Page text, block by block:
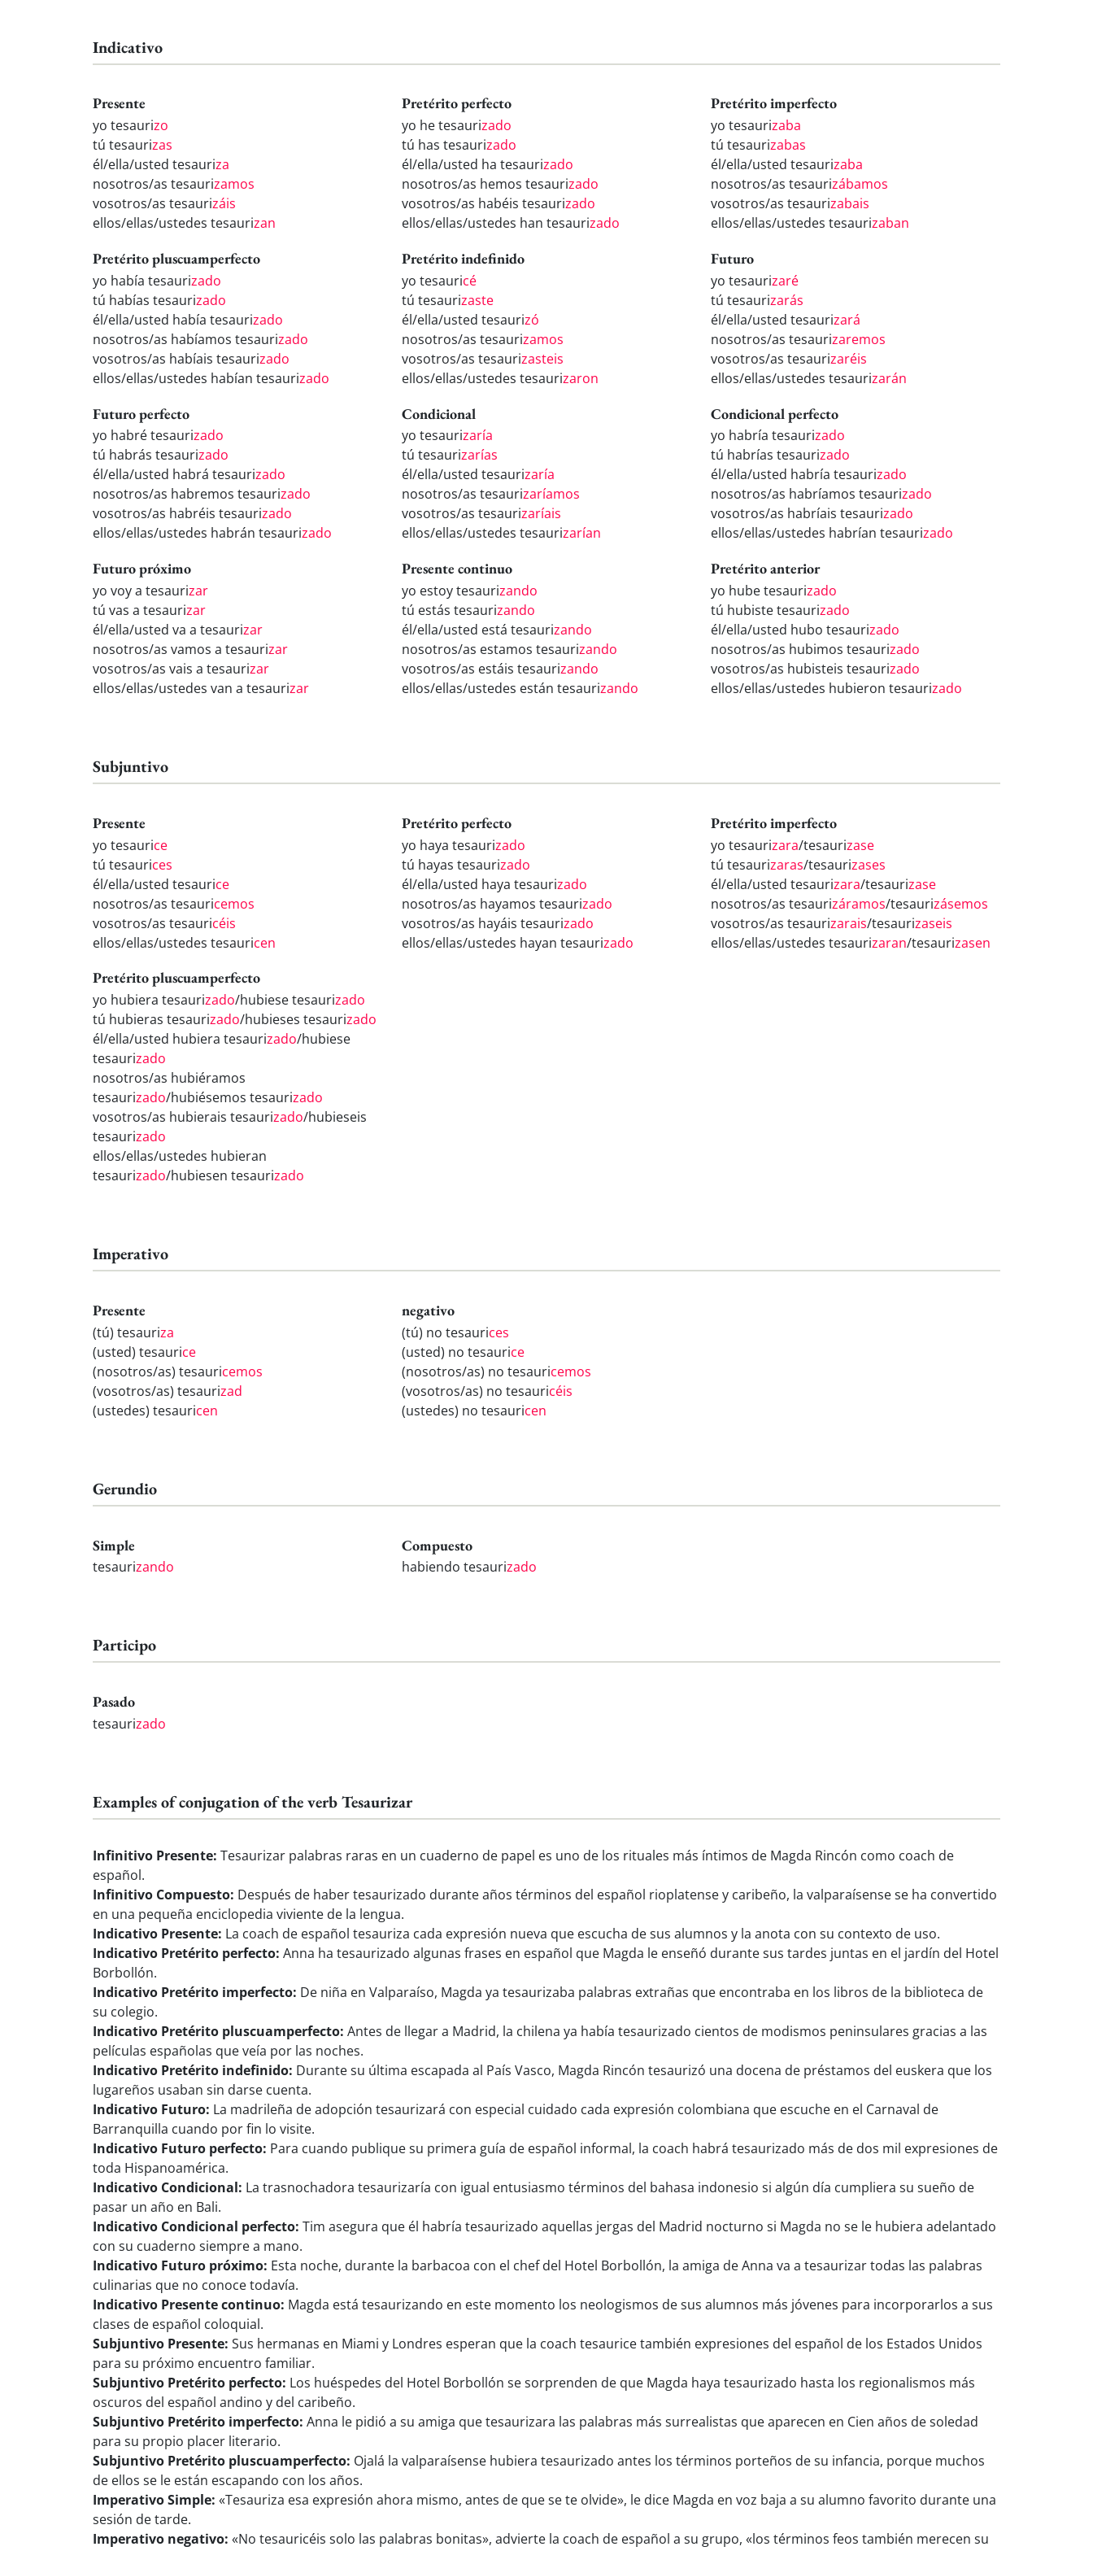
Indicativo
Presente
yo tesaurizo
tú tesaurizas
él/ella/usted tesauriza
nosotros/as tesaurizamos
vosotros/as tesaurizáis
ellos/ellas/ustedes tesaurizan
Pretérito perfecto
yo he tesaurizado
tú has tesaurizado
él/ella/usted ha tesaurizado
nosotros/as hemos tesaurizado
vosotros/as habéis tesaurizado
ellos/ellas/ustedes han tesaurizado
Pretérito imperfecto
yo tesaurizaba
tú tesaurizabas
él/ella/usted tesaurizaba
nosotros/as tesaurizábamos
vosotros/as tesaurizabais
ellos/ellas/ustedes tesaurizaban
Pretérito pluscuamperfecto
yo había tesaurizado
tú habías tesaurizado
él/ella/usted había tesaurizado
nosotros/as habíamos tesaurizado
vosotros/as habíais tesaurizado
ellos/ellas/ustedes habían tesaurizado
Pretérito indefinido
yo tesauricé
tú tesaurizaste
él/ella/usted tesaurizó
nosotros/as tesaurizamos
vosotros/as tesaurizasteis
ellos/ellas/ustedes tesaurizaron
Futuro
yo tesaurizaré
tú tesaurizarás
él/ella/usted tesaurizará
nosotros/as tesaurizaremos
vosotros/as tesaurizaréis
ellos/ellas/ustedes tesaurizarán
Futuro perfecto
yo habré tesaurizado
tú habrás tesaurizado
él/ella/usted habrá tesaurizado
nosotros/as habremos tesaurizado
vosotros/as habréis tesaurizado
ellos/ellas/ustedes habrán tesaurizado
Condicional
yo tesaurizaría
tú tesaurizarías
él/ella/usted tesaurizaría
nosotros/as tesaurizaríamos
vosotros/as tesaurizaríais
ellos/ellas/ustedes tesaurizarían
Condicional perfecto
yo habría tesaurizado
tú habrías tesaurizado
él/ella/usted habría tesaurizado
nosotros/as habríamos tesaurizado
vosotros/as habríais tesaurizado
ellos/ellas/ustedes habrían tesaurizado
Futuro próximo
yo voy a tesaurizar
tú vas a tesaurizar
él/ella/usted va a tesaurizar
nosotros/as vamos a tesaurizar
vosotros/as vais a tesaurizar
ellos/ellas/ustedes van a tesaurizar
Presente continuo
yo estoy tesaurizando
tú estás tesaurizando
él/ella/usted está tesaurizando
nosotros/as estamos tesaurizando
vosotros/as estáis tesaurizando
ellos/ellas/ustedes están tesaurizando
Pretérito anterior
yo hube tesaurizado
tú hubiste tesaurizado
él/ella/usted hubo tesaurizado
nosotros/as hubimos tesaurizado
vosotros/as hubisteis tesaurizado
ellos/ellas/ustedes hubieron tesaurizado
Subjuntivo
Presente
yo tesaurice
tú tesaurices
él/ella/usted tesaurice
nosotros/as tesauricemos
vosotros/as tesauricéis
ellos/ellas/ustedes tesauricen
Pretérito perfecto
yo haya tesaurizado
tú hayas tesaurizado
él/ella/usted haya tesaurizado
nosotros/as hayamos tesaurizado
vosotros/as hayáis tesaurizado
ellos/ellas/ustedes hayan tesaurizado
Pretérito imperfecto
yo tesaurizara/tesaurizase
tú tesaurizaras/tesaurizases
él/ella/usted tesaurizara/tesaurizase
nosotros/as tesaurizáramos/tesaurizásemos
vosotros/as tesaurizarais/tesaurizaseis
ellos/ellas/ustedes tesaurizaran/tesaurizasen
Pretérito pluscuamperfecto
yo hubiera tesaurizado/hubiese tesaurizado
tú hubieras tesaurizado/hubieses tesaurizado
él/ella/usted hubiera tesaurizado/hubiese
tesaurizado
nosotros/as hubiéramos
tesaurizado/hubiésemos tesaurizado
vosotros/as hubierais tesaurizado/hubieseis
tesaurizado
ellos/ellas/ustedes hubieran
tesaurizado/hubiesen tesaurizado
Imperativo
Presente
(tú) tesauriza
(usted) tesaurice
(nosotros/as) tesauricemos
(vosotros/as) tesaurizad
(ustedes) tesauricen
negativo
(tú) no tesaurices
(usted) no tesaurice
(nosotros/as) no tesauricemos
(vosotros/as) no tesauricéis
(ustedes) no tesauricen
Gerundio
Simple
tesaurizando
Compuesto
habiendo tesaurizado
Participo
Pasado
tesaurizado
Examples of conjugation of the verb Tesaurizar
Infinitivo Presente: Tesaurizar palabras raras en un cuaderno de papel es uno de los rituales más íntimos de Magda Rincón como coach de
español.
Infinitivo Compuesto: Después de haber tesaurizado durante años términos del español rioplatense y caribeño, la valparaísense se ha convertido
en una pequeña enciclopedia viviente de la lengua.
Indicativo Presente: La coach de español tesauriza cada expresión nueva que escucha de sus alumnos y la anota con su contexto de uso.
Indicativo Pretérito perfecto: Anna ha tesaurizado algunas frases en español que Magda le enseñó durante sus tardes juntas en el jardín del Hotel
Borbollón.
Indicativo Pretérito imperfecto: De niña en Valparaíso, Magda ya tesaurizaba palabras extrañas que encontraba en los libros de la biblioteca de
su colegio.
Indicativo Pretérito pluscuamperfecto: Antes de llegar a Madrid, la chilena ya había tesaurizado cientos de modismos peninsulares gracias a las
películas españolas que veía por las noches.
Indicativo Pretérito indefinido: Durante su última escapada al País Vasco, Magda Rincón tesaurizó una docena de préstamos del euskera que los
lugareños usaban sin darse cuenta.
Indicativo Futuro: La madrileña de adopción tesaurizará con especial cuidado cada expresión colombiana que escuche en el Carnaval de
Barranquilla cuando por fin lo visite.
Indicativo Futuro perfecto: Para cuando publique su primera guía de español informal, la coach habrá tesaurizado más de dos mil expresiones de
toda Hispanoamérica.
Indicativo Condicional: La trasnochadora tesaurizaría con igual entusiasmo términos del bahasa indonesio si algún día cumpliera su sueño de
pasar un año en Bali.
Indicativo Condicional perfecto: Tim asegura que él habría tesaurizado aquellas jergas del Madrid nocturno si Magda no se le hubiera adelantado
con su cuaderno siempre a mano.
Indicativo Futuro próximo: Esta noche, durante la barbacoa con el chef del Hotel Borbollón, la amiga de Anna va a tesaurizar todas las palabras
culinarias que no conoce todavía.
Indicativo Presente continuo: Magda está tesaurizando en este momento los neologismos de sus alumnos más jóvenes para incorporarlos a sus
clases de español coloquial.
Subjuntivo Presente: Sus hermanas en Miami y Londres esperan que la coach tesaurice también expresiones del español de los Estados Unidos
para su próximo encuentro familiar.
Subjuntivo Pretérito perfecto: Los huéspedes del Hotel Borbollón se sorprenden de que Magda haya tesaurizado hasta los regionalismos más
oscuros del español andino y del caribeño.
Subjuntivo Pretérito imperfecto: Anna le pidió a su amiga que tesaurizara las palabras más surrealistas que aparecen en Cien años de soledad
para su propio placer literario.
Subjuntivo Pretérito pluscuamperfecto: Ojalá la valparaísense hubiera tesaurizado antes los términos porteños de su infancia, porque muchos
de ellos se le están escapando con los años.
Imperativo Simple: «Tesauriza esa expresión ahora mismo, antes de que se te olvide», le dice Magda en voz baja a su alumno favorito durante una
sesión de tarde.
Imperativo negativo: «No tesauricéis solo las palabras bonitas», advierte la coach de español a su grupo, «los términos feos también merecen su